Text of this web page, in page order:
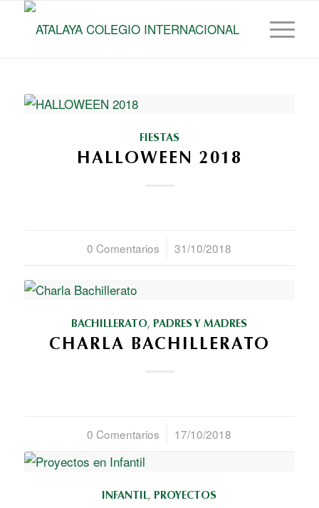
FIESTAS
HALLOWEEN 2018
0 Comentarios
/ 31/10/2018
BACHILLERATO, PADRES Y MADRES
CHARLA BACHILLERATO
0 Comentarios
/ 17/10/2018
INFANTIL, PROYECTOS